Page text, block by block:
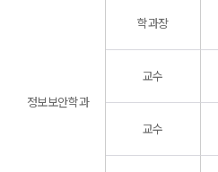
정보보안학과
학과장
교수
교수